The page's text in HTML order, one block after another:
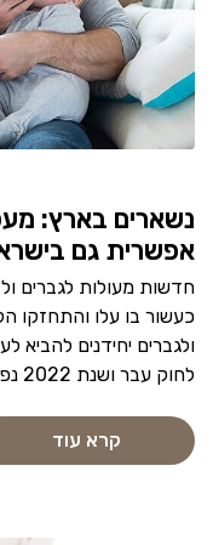
נשארים בארץ:
אפשרית גם
חדשות מעולות לגברים
כעשור בו עלו והתחזקו
ולגברים יחידנים להביא
לחוק עבר ושנת 2022 נפתחה
קרא עוד